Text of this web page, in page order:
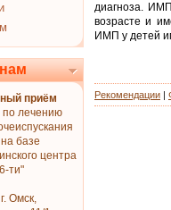
приём
по лечению
базе
центра
ти"
г. Омск,
диагноза.
возрасте и
ИМП у детей
Рекомендации |